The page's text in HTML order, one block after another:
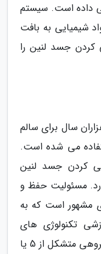
داده است. سیستم
شیمیایی به بافت
کردن جسد لنین را
سال برای سالم
می شده است.
کردن جسد لنین
مسئولیت حفظ و
مشهور است که به
تکنولوژی های
بیوشیمی در مسکو شناخته می گردد. گروهی متشکل از 5 یا